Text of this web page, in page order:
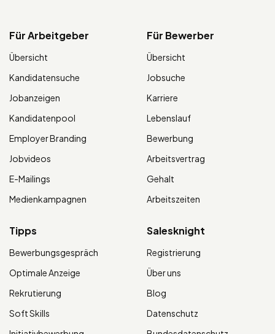
Für Arbeitgeber
Übersicht
Kandidatensuche
Jobanzeigen
Kandidatenpool
Employer Branding
Jobvideos
E-Mailings
Medienkampagnen
Für Bewerber
Übersicht
Jobsuche
Karriere
Lebenslauf
Bewerbung
Arbeitsvertrag
Gehalt
Arbeitszeiten
Tipps
Bewerbungsgespräch
Optimale Anzeige
Rekrutierung
Soft Skills
Salesknight
Registrierung
Über uns
Blog
Datenschutz